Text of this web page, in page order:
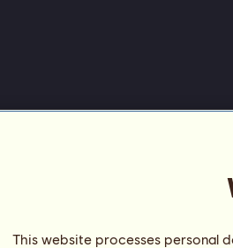
This website processes personal